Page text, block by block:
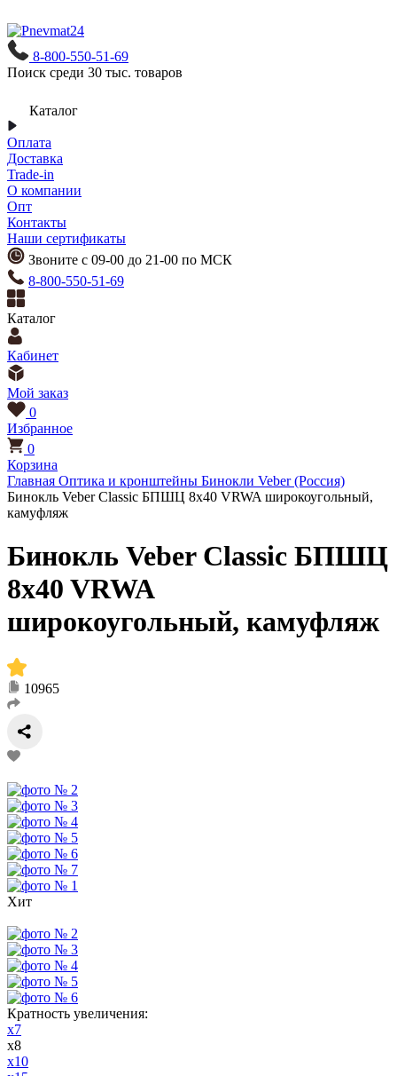
8-800-550-51-69
Поиск среди 30 тыс. товаров
Каталог
Оплата
Доставка
Trade-in
О компании
Опт
Контакты
Наши сертификаты
Звоните с 09-00 до 21-00 по МСК
8-800-550-51-69
Каталог
Кабинет
Мой заказ
0
Избранное
0
Корзина
Главная Оптика и кронштейны Бинокли Veber (Россия)
Бинокль Veber Classic БПШЦ 8x40 VRWA широкоугольный,
камуфляж
Бинокль Veber Classic БПШЦ
8x40 VRWA
широкоугольный, камуфляж
10965
Хит
Кратность увеличения:
х7
х8
х10